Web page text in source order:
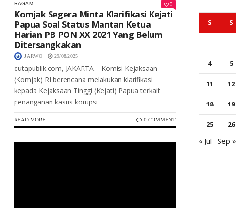
RAGAM 0
Komjak Segera Minta Klarifikasi Kejati
Papua Soal Status Mantan Ketua
Harian PB PON XX 2021 Yang Belum
Ditersangkakan
JARWO 29/08/2025
dutapublik.com, JAKARTA – Komisi Kejaksaan
(Komjak) RI berencana melakukan klarifikasi
kepada Kejaksaan Tinggi (Kejati) Papua terkait
penanganan kasus korupsi...
READ MORE 0 COMMENT
Keterangan Gambar: Dansat Brimob Polda Sumut, Kombes Pol. Rantau Isnur Eka, memimpin doa bersama driver ojol di halaman Mako Brimob Polda Sumut, Jumat (29/8/2025).
S S
4 5
11 12
18 19
25 26
« Jul Sep »